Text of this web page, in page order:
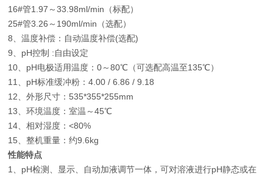
16#管1.97～33.98ml/min（标配）
25#管3.26～190ml/min（选配）
8、温度补偿：自动温度补偿(选配)
9、pH控制 :自由设定
10、pH电极适用温度：0～80℃（可选配高温至135℃）
11、pH标准缓冲粉：4.00 / 6.86 / 9.18
12、外形尺寸：535*355*255mm
13、环境温度：室温～45℃
14、相对湿度：<80%
15、整机重量：约9.6kg
性能特点
1、pH检测、显示、自动加液调节一体，可对溶液进行pH静态或在